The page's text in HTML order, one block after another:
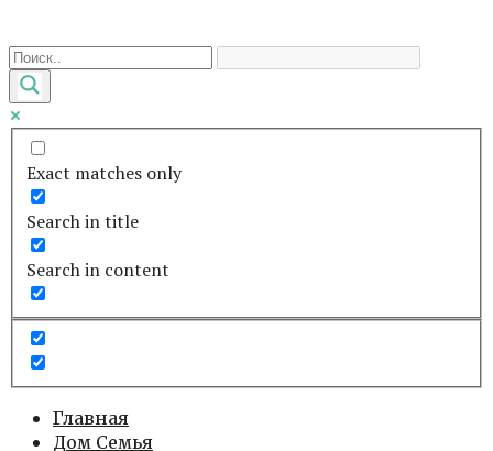
к
контенту
Exact matches only
Search in title
Search in content
Главная
Дом Семья